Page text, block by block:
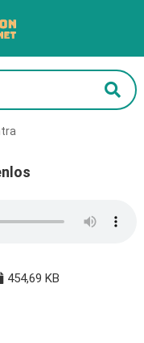
454,69 KB